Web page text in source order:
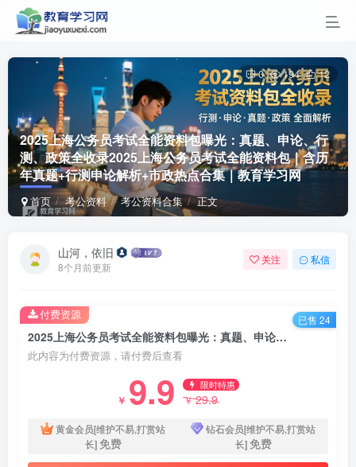
2025上海公务员考试全能资料包曝光：真题、申论、行
测、政策全收录2025上海公务员考试全能资料包｜含历
年真题+行测申论解析+市政热点合集｜教育学习网
首页 考公资料 考公资料合集 正文
0 194 12
山河，依旧
8个月前更新
关注 私信
2025上海公务员考试全能资料包曝光：真题、申论、行测、政策全收录2025上海公务员考试全能资料包｜含历年真题+行测申论解析+市政热点合集｜教育学习网
此内容为付费资源，请付费后查看
￥ 9.9 限时特惠
￥29.9
黄金会员[维护不易,打赏站
长] 免费
钻石会员[维护不易,打赏站
长] 免费
付费资源 已售 24